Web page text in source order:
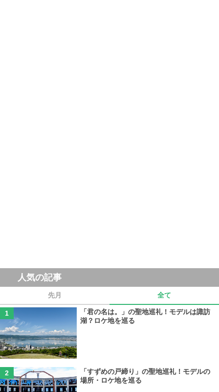
人気の記事
先月 全て
「君の名は。」の聖地巡礼！モデルは諏訪
湖？ロケ地を巡る
「すずめの戸締り」の聖地巡礼！モデルの
場所・ロケ地を巡る